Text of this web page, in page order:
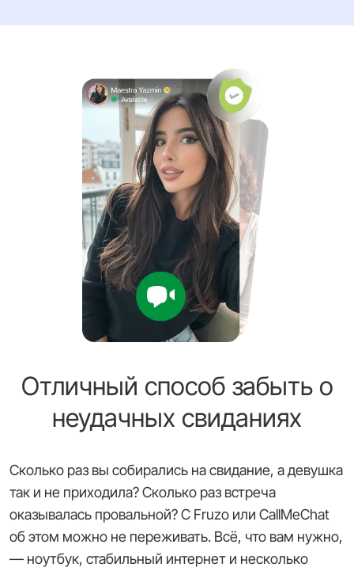
Отличный способ забыть о
неудачных свиданиях
Сколько раз вы собирались на свидание, а девушка
так и не приходила? Сколько раз встреча
оказывалась провальной? С Fruzo или CallMeChat
об этом можно не переживать. Всё, что вам нужно,
— ноутбук, стабильный интернет и несколько